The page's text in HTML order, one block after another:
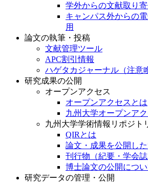
学外からの文献取り
キャンパス外からの
用
論文の執筆・投稿
文献管理ツール
APC割引情報
ハゲタカジャーナル（注意
研究成果の公開
オープンアクセス
オープンアクセスとは
九州大学オープンア
九州大学学術情報リポジト
QIRとは
論文・成果を公開し
刊行物（紀要・学会
博士論文の公開につ
研究データの管理・公開